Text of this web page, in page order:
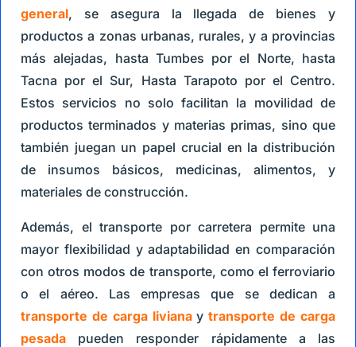
general, se asegura la llegada de bienes y
productos a zonas urbanas, rurales, y a provincias
más alejadas, hasta Tumbes por el Norte, hasta
Tacna por el Sur, Hasta Tarapoto por el Centro.
Estos servicios no solo facilitan la movilidad de
productos terminados y materias primas, sino que
también juegan un papel crucial en la distribución
de insumos básicos, medicinas, alimentos, y
materiales de construcción.
Además, el transporte por carretera permite una
mayor flexibilidad y adaptabilidad en comparación
con otros modos de transporte, como el ferroviario
o el aéreo. Las empresas que se dedican a
transporte de carga livianaytransporte de carga
pesada pueden responder rápidamente a las